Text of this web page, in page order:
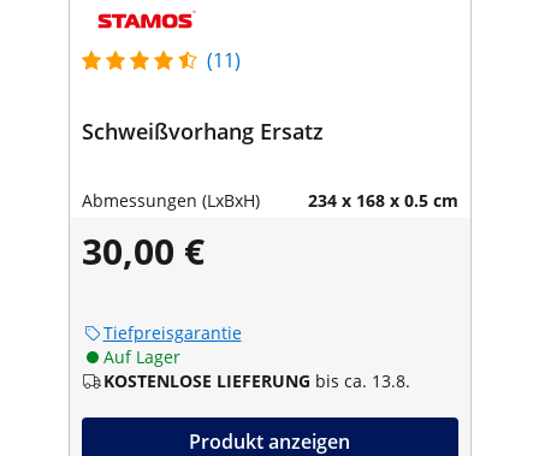
(11)
Schweißvorhang Ersatz
Abmessungen (LxBxH) 234 x 168 x 0.5 cm
30,00 €
Tiefpreisgarantie
Auf Lager
KOSTENLOSE LIEFERUNG bis ca. 13.8.
Produkt anzeigen